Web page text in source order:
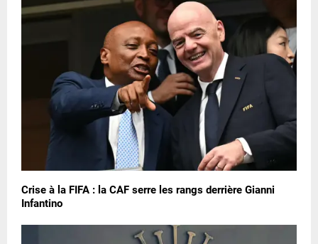
Crise à la FIFA : la CAF serre les rangs derrière Gianni
Infantino